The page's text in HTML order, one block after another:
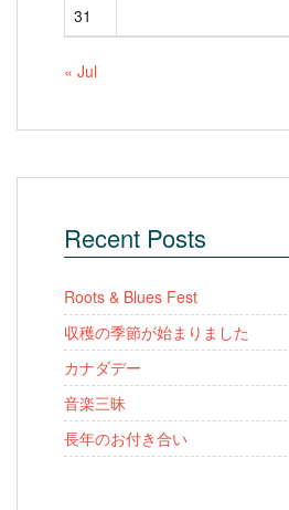
31
« Jul
Recent Posts
Roots & Blues Fest
収穫の季節が始まりました
カナダデー
音楽三昧
長年のお付き合い